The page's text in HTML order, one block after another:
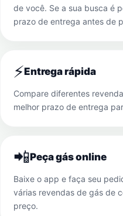
de você. Se a sua busca é
prazo de entrega antes de
⚡Entrega rápida
Compare diferentes
melhor prazo de entrega
📲Peça gás online
Baixe o app e faça seu
várias revendas de gás de
preço.